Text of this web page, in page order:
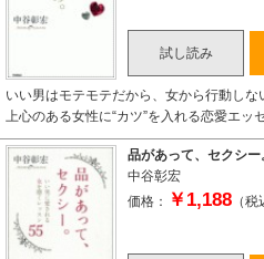
試し読み
いい男はモテモテだから、女から行動し
上心のある女性に“カツ”を入れる恋愛エッセ
品があって、セクシー
中谷彰宏
価格：
￥1,188 （税